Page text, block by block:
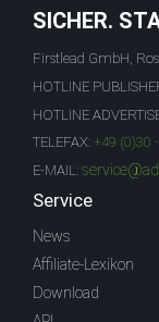
SICHER.
Firstlead GmbH,
HOTLINE
HOTLINE
TELEFAX: +49 (0)30
E-MAIL:
Service
News
Affiliate-Lexikon
Download